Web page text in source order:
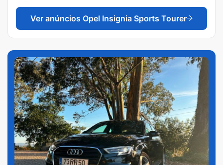
Ver anúncios Opel Insignia Sports Tourer